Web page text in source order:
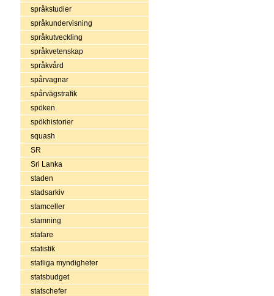
språkstudier
språkundervisning
språkutveckling
språkvetenskap
språkvård
spårvagnar
spårvägstrafik
spöken
spökhistorier
squash
SR
Sri Lanka
staden
stadsarkiv
stamceller
stamning
statare
statistik
statliga myndigheter
statsbudget
statschefer